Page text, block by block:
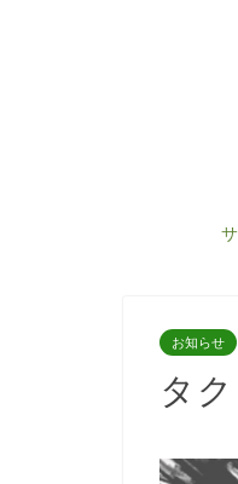
お知らせ
タ